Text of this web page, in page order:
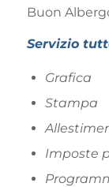
Buon
Servizio
Grafica
Stampa
Imposte